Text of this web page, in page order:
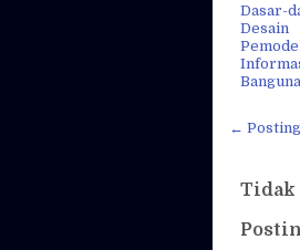
Dasar-
Desain
←
Tidak